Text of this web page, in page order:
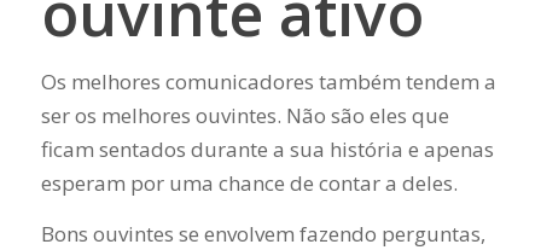
Os melhores comunicadores também tendem a
ser os melhores ouvintes. Não são eles que
ficam sentados durante a sua história e apenas
esperam por uma chance de contar a deles.
Bons ouvintes se envolvem fazendo perguntas,